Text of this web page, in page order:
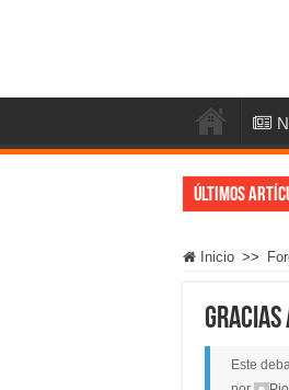
Últimos
Inicio >>
gracias
Este